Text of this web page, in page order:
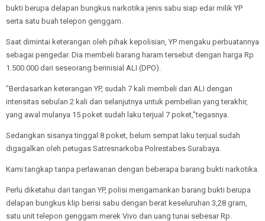
bukti berupa delapan bungkus narkotika jenis sabu siap edar milik YP
serta satu buah telepon genggam.
Saat dimintai keterangan oleh pihak kepolisian, YP mengaku perbuatannya
sebagai pengedar. Dia membeli barang haram tersebut dengan harga Rp
1.500.000 dari seseorang berinisial ALI (DPO).
"Berdasarkan keterangan YP, sudah 7 kali membeli dari ALI dengan
intensitas sebulan 2 kali dan selanjutnya untuk pembelian yang terakhir,
yang awal mulanya 15 poket sudah laku terjual 7 poket,"tegasnya.
Sedangkan sisanya tinggal 8 poket, belum sempat laku terjual sudah
digagalkan oleh petugas Satresnarkoba Polrestabes Surabaya.
Kami tangkap tanpa perlawanan dengan beberapa barang bukti narkotika.
Perlu diketahui dari tangan YP, polisi mengamankan barang bukti berupa
delapan bungkus klip berisi sabu dengan berat keseluruhan 3,28 gram,
satu unit telepon genggam merek Vivo dan uang tunai sebesar Rp.